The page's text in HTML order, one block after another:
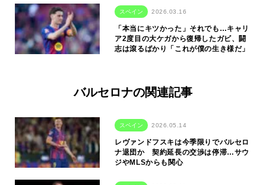
スペイン 2026.03.16
「本当にキツかった」それでも…キャリ
ア2度目の大ケガから復帰したガビ、闘
志は滾るばかり「これが僕の生き様だ」
バルセロナの関連記事
スペイン 2026.05.14
レヴァンドフスキは今季限りでバルセロ
ナ退団か 契約延長の交渉は停滞…サウ
ジやMLSからも関心